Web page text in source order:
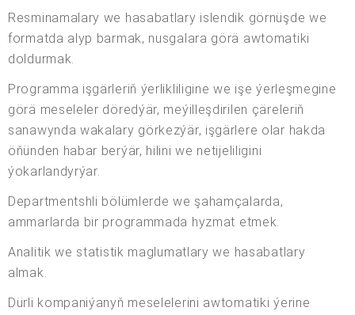
Resminamalary we hasabatlary islendik görnüşde we
formatda alyp barmak, nusgalara görä awtomatiki
doldurmak.
Programma işgärleriň ýerlikliligine we işe ýerleşmegine
görä meseleler döredýär, meýilleşdirilen çäreleriň
sanawynda wakalary görkezýär, işgärlere olar hakda
öňünden habar berýär, hilini we netijeliligini
ýokarlandyrýar.
Departmentshli bölümlerde we şahamçalarda,
ammarlarda bir programmada hyzmat etmek.
Analitik we statistik maglumatlary we hasabatlary
almak.
Dürli kompaniýanyň meselelerini awtomatiki ýerine